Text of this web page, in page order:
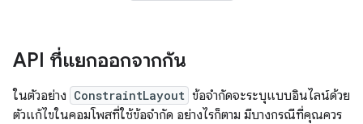
API ที่แยกออกจากกัน
ในตัวอย่าง ConstraintLayout ข้อจำกัดจะระบุแบบอินไลน์ด้วย
ตัวแก้ไขในคอมโพสที่ใช้ข้อจำกัด อย่างไรก็ตาม มีบางกรณีที่คุณควร